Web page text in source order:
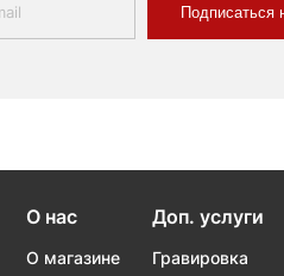
Подписаться
О нас
О магазине
Доп. услуги
Гравировка